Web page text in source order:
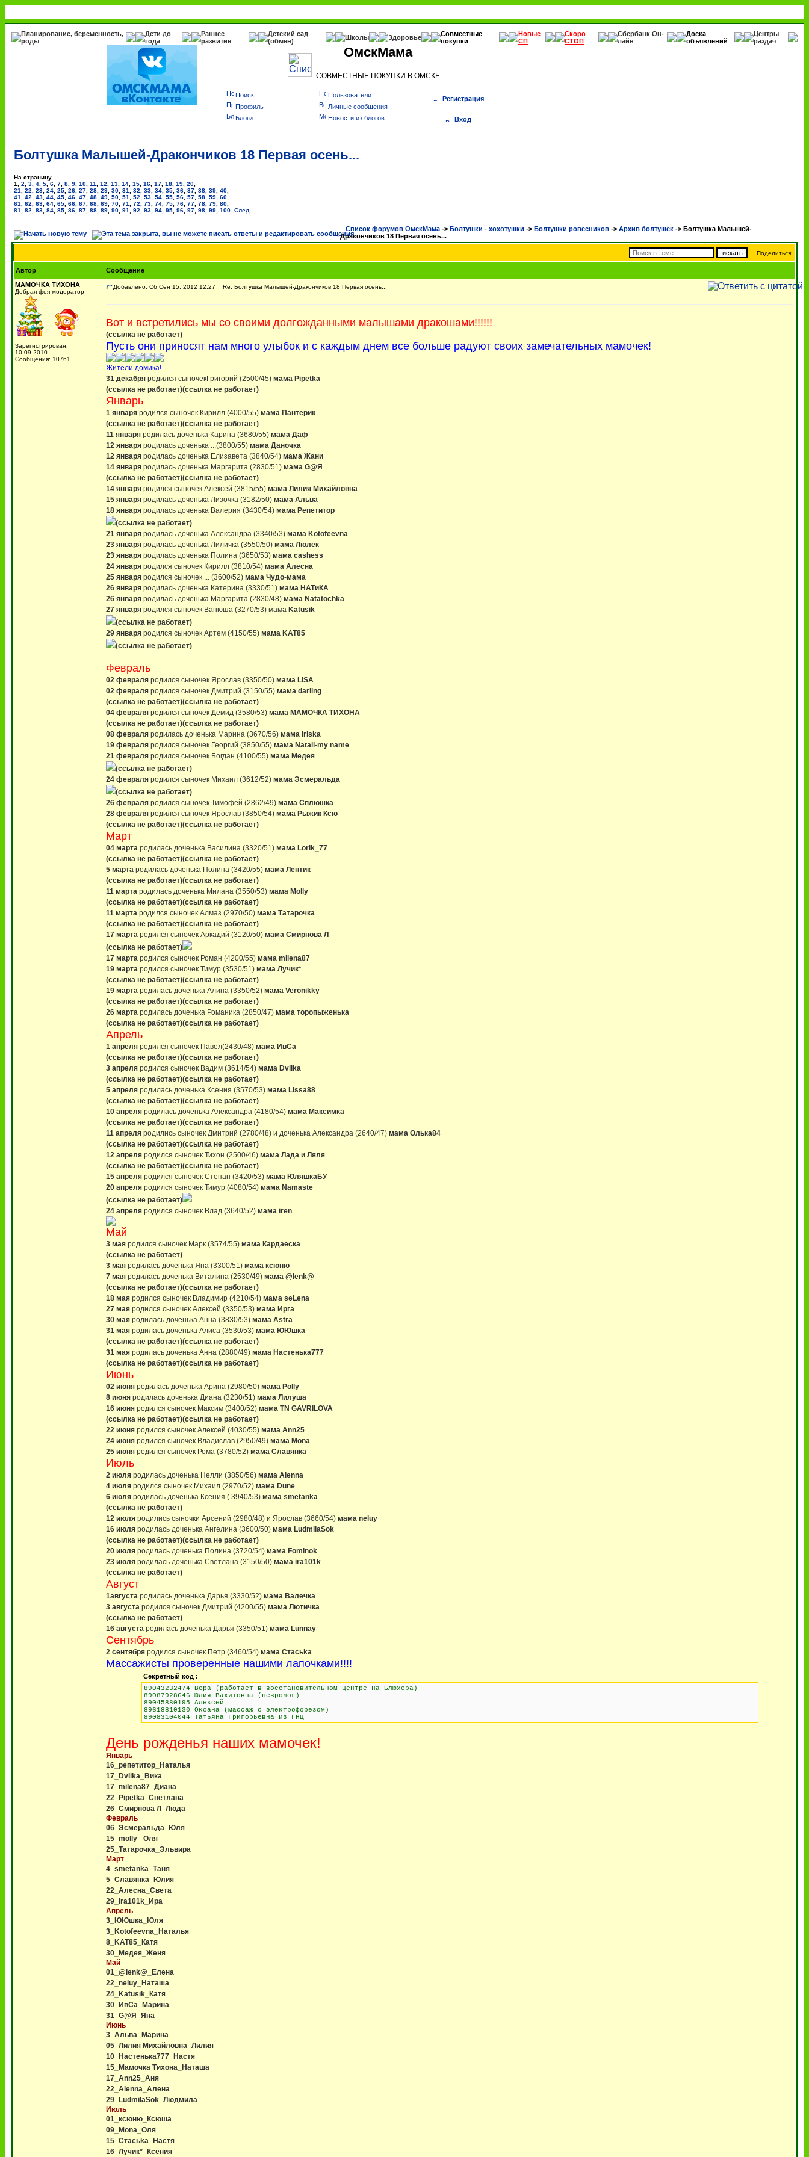
Планирование, беременность,
роды
Дети до
года
Раннее
развитие
Детский сад
(обмен)
Школы Здоровье
Совместные
покупки
Новые
СП
Скоро
СТОП
Сбербанк Он-
лайн
Доска
объявлений
Центры
раздач
ОмскМама
СОВМЕСТНЫЕ ПОКУПКИ В ОМСКЕ
Поиск
Пользователи
Профиль
Личные сообщения
Блоги
Новости из блогов
Регистрация
Вход
Болтушка Малышей-Дракончиков 18 Первая осень...
На страницу
1
2 3 4 5 6 7 8 9 10 11 12 13 14 15 16 17 18 19 20
21
22 23 24 25 26 27 28 29 30 31 32 33 34 35 36 37 38 39 40
41
42 43 44 45 46 47 48 49 50 51 52 53 54 55 56 57 58 59 60
61
62 63 64 65 66 67 68 69 70 71 72 73 74 75 76 77 78 79 80
81
82 83 84 85 86 87 88 89 90 91 92 93 94 95 96 97 98 99 100 След.
Список форумов ОмскМама -> Болтушки - хохотушки -> Болтушки ровесников -> Архив болтушек -> Болтушка Малышей-
Дракончиков 18 Первая осень...
Поделиться:
Автор
Сообщение
МАМОЧКА ТИХОНА
Добрая фея модератор
Зарегистрирован:
10.09.2010
Сообщения: 10761
Добавлено: Сб Сен 15, 2012 12:27 Re: Болтушка Малышей-Дракончиков 18 Первая осень...
Вот и встретились мы со своими долгожданными малышами дракошами!!!!!!
(ссылка не работает)
Пусть они приносят нам много улыбок и с каждым днем все больше радуют своих замечательных мамочек!
Жители домика!
31 декабря родился сыночекГригорий (2500/45) мама Pipetka
(ссылка не работает)(ссылка не работает)
Январь
1 января родился сыночек Кирилл (4000/55) мама Пантерик
(ссылка не работает)(ссылка не работает)
11 января родилась доченька Карина (3680/55) мама Даф
12 января родилась доченька ...(3800/55) мама Даночка
12 января родилась доченька Елизавета (3840/54) мама Жани
14 января родилась доченька Маргарита (2830/51) мама G@Я
(ссылка не работает)(ссылка не работает)
14 января родился сыночек Алексей (3815/55) мама Лилия Михайловна
15 января родилась доченька Лизочка (3182/50) мама Альва
18 января родилась доченька Валерия (3430/54) мама Репетитор
(ссылка не работает)
21 января родилась доченька Александра (3340/53) мама Kotofeevna
23 января родилась доченька Лиличка (3550/50) мама Люлек
23 января родилась доченька Полина (3650/53) мама cashess
24 января родился сыночек Кирилл (3810/54) мама Алесна
25 января родился сыночек ... (3600/52) мама Чудо-мама
26 января родилась доченька Катерина (3330/51) мама НАТиКА
26 января родилась доченька Маргарита (2830/48) мама Natatochka
27 января родился сыночек Ванюша (3270/53) мама Katusik
(ссылка не работает)
29 января родился сыночек Артем (4150/55) мама KAT85
(ссылка не работает)
Февраль
02 февраля родился сыночек Ярослав (3350/50) мама LISA
02 февраля родился сыночек Дмитрий (3150/55) мама darling
(ссылка не работает)(ссылка не работает)
04 февраля родился сыночек Демид (3580/53) мама МАМОЧКА ТИХОНА
(ссылка не работает)(ссылка не работает)
08 февраля родилась доченька Марина (3670/56) мама iriska
19 февраля родился сыночек Георгий (3850/55) мама Natali-my name
21 февраля родился сыночек Богдан (4100/55) мама Медея
(ссылка не работает)
24 февраля родился сыночек Михаил (3612/52) мама Эсмеральда
(ссылка не работает)
26 февраля родился сыночек Тимофей (2862/49) мама Сплюшка
28 февраля родился сыночек Ярослав (3850/54) мама Рыжик Ксю
(ссылка не работает)(ссылка не работает)
Март
04 марта родилась доченька Василина (3320/51) мама Lorik_77
(ссылка не работает)(ссылка не работает)
5 марта родилась доченька Полина (3420/55) мама Лентик
(ссылка не работает)(ссылка не работает)
11 марта родилась доченька Милана (3550/53) мама Molly
(ссылка не работает)(ссылка не работает)
11 марта родился сыночек Алмаз (2970/50) мама Татарочка
(ссылка не работает)(ссылка не работает)
17 марта родился сыночек Аркадий (3120/50) мама Смирнова Л
(ссылка не работает)
17 марта родился сыночек Роман (4200/55) мама milena87
19 марта родился сыночек Тимур (3530/51) мама Лучик*
(ссылка не работает)(ссылка не работает)
19 марта родилась доченька Алина (3350/52) мама Veronikky
(ссылка не работает)(ссылка не работает)
26 марта родилась доченька Романика (2850/47) мама торопыженька
(ссылка не работает)(ссылка не работает)
Апрель
1 апреля родился сыночек Павел(2430/48) мама ИвСа
(ссылка не работает)(ссылка не работает)
3 апреля родился сыночек Вадим (3614/54) мама Dvilka
(ссылка не работает)(ссылка не работает)
5 апреля родилась доченька Ксения (3570/53) мама Lissa88
(ссылка не работает)(ссылка не работает)
10 апреля родилась доченька Александра (4180/54) мама Максимка
(ссылка не работает)(ссылка не работает)
11 апреля родились сыночек Дмитрий (2780/48) и доченька Александра (2640/47) мама Олька84
(ссылка не работает)(ссылка не работает)
12 апреля родился сыночек Тихон (2500/46) мама Лада и Ляля
(ссылка не работает)(ссылка не работает)
15 апреля родился сыночек Степан (3420/53) мама ЮляшкаБУ
20 апреля родился сыночек Тимур (4080/54) мама Namaste
(ссылка не работает)
24 апреля родился сыночек Влад (3640/52) мама iren
Май
3 мая родился сыночек Марк (3574/55) мама Кардаеска
(ссылка не работает)
3 мая родилась доченька Яна (3300/51) мама ксюню
7 мая родилась доченька Виталина (2530/49) мама @lenk@
(ссылка не работает)(ссылка не работает)
18 мая родился сыночек Владимир (4210/54) мама seLena
27 мая родился сыночек Алексей (3350/53) мама Ирга
30 мая родилась доченька Анна (3830/53) мама Astra
31 мая родилась доченька Алиса (3530/53) мама ЮЮшка
(ссылка не работает)(ссылка не работает)
31 мая родилась доченька Анна (2880/49) мама Настенька777
(ссылка не работает)(ссылка не работает)
Июнь
02 июня родилась доченька Арина (2980/50) мама Polly
8 июня родилась доченька Диана (3230/51) мама Лилуша
16 июня родился сыночек Максим (3400/52) мама TN GAVRILOVA
(ссылка не работает)(ссылка не работает)
22 июня родился сыночек Алексей (4030/55) мама Ann25
24 июня родился сыночек Владислав (2950/49) мама Mona
25 июня родился сыночек Рома (3780/52) мама Славянка
Июль
2 июля родилась доченька Нелли (3850/56) мама Alenna
4 июля родился сыночек Михаил (2970/52) мама Dune
6 июля родилась доченька Ксения ( 3940/53) мама smetanka
(ссылка не работает)
12 июля родились сыночки Арсений (2980/48) и Ярослав (3660/54) мама neluy
16 июля родилась доченька Ангелина (3600/50) мама LudmilaSok
(ссылка не работает)(ссылка не работает)
20 июля родилась доченька Полина (3720/54) мама Fominok
23 июля родилась доченька Светлана (3150/50) мама ira101k
(ссылка не работает)
Август
1августа родилась доченька Дарья (3330/52) мама Валечка
3 августа родился сыночек Дмитрий (4200/55) мама Лютичка
(ссылка не работает)
16 августа родилась доченька Дарья (3350/51) мама Lunnay
Сентябрь
2 сентября родился сыночек Петр (3460/54) мама Стасьka
Массажисты проверенные нашими лапочками!!!!
Секретный код :
89043232474 Вера (работает в восстановительном центре на Блюхера)
89087928646 Юлия Вахитовна (невролог)
89045880195 Алексей
89618810130 Оксана (массаж с электрофорезом)
89083104044 Татьяна Григорьевна из ГНЦ
День рожденья наших мамочек!
Январь
16_репетитор_Наталья
17_Dvilka_Вика
17_milena87_Диана
22_Pipetka_Светлана
26_Смирнова Л_Люда
Февраль
06_Эсмеральда_Юля
15_molly_ Оля
25_Татарочка_Эльвира
Март
4_smetanka_Таня
5_Славянка_Юлия
22_Алесна_Света
29_ira101k_Ира
Апрель
3_ЮЮшка_Юля
3_Kotofeevna_Наталья
8_KAT85_Катя
30_Медея_Женя
Май
01_@lenk@_Елена
22_neluy_Наташа
24_Katusik_Катя
30_ИвСа_Марина
31_G@Я_Яна
Июнь
3_Альва_Марина
05_Лилия Михайловна_Лилия
10_Настенька777_Настя
15_Мамочка Тихона_Наташа
17_Ann25_Аня
22_Alenna_Алена
29_LudmilaSok_Людмила
Июль
01_ксюню_Ксюша
09_Mona_Оля
15_Стасьka_Настя
16_Лучик*_Ксения